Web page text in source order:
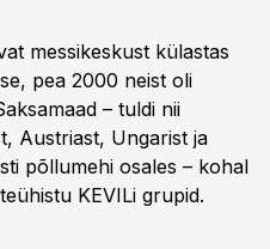
messikeskust külastas
pea 2000 neist oli
– tuldi nii
Austriast, Ungarist ja
põllumehi osales – kohal
KEVILi grupid.